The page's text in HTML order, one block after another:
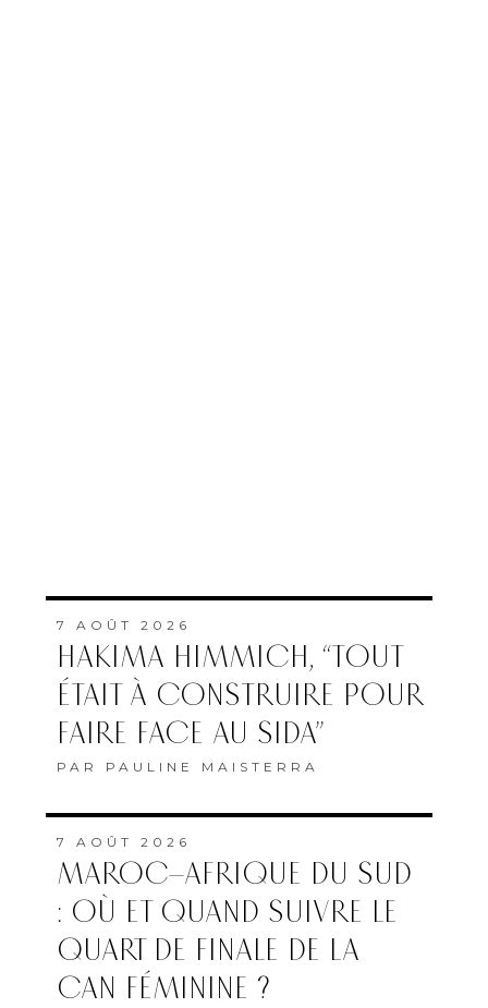
7 AOÛT 2026
HAKIMA HIMMICH, “TOUT
ÉTAIT À CONSTRUIRE POUR
FAIRE FACE AU SIDA”
PAR PAULINE MAISTERRA
7 AOÛT 2026
MAROC–AFRIQUE DU SUD
: OÙ ET QUAND SUIVRE LE
QUART DE FINALE DE LA
CAN FÉMININE ?